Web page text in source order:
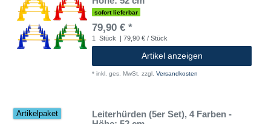
sofort lieferbar
79,90 € *
1 Stück | 79,90 € / Stück
Artikel anzeigen
* inkl. ges. MwSt. zzgl. Versandkosten
Artikelpaket
Leiterhürden (5er Set), 4 Farben -